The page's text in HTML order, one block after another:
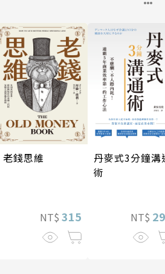
老錢思維
NT$ 315
丹麥式3分鐘溝
術
NT$